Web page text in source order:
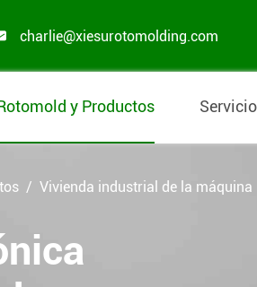
charlie@xiesurotomolding.com
y Productos
Vivienda industrial de la máquina